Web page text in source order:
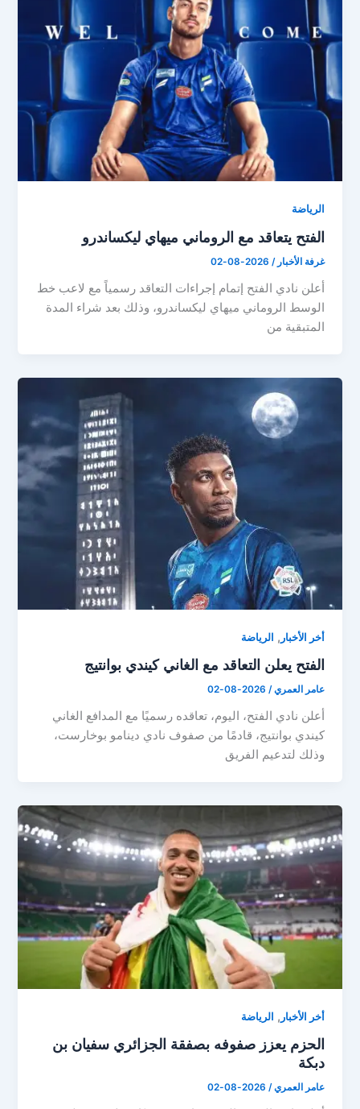
الرياضة
الفتح يتعاقد مع الروماني ميهاي ليكساندرو
غرفة الأخبار/
2026-08-02
أعلن نادي الفتح إتمام إجراءات التعاقد رسمياً مع لاعب خط
الوسط الروماني ميهاي ليكساندرو، وذلك بعد شراء المدة
المتبقية من
أخر الأخبار , الرياضة
الفتح يعلن التعاقد مع الغاني كيندي بوانتيج
عامر العمري/
2026-08-02
أعلن نادي الفتح، اليوم، تعاقده رسميًا مع المدافع الغاني
كيندي بوانتيج، قادمًا من صفوف نادي دينامو بوخارست،
وذلك لتدعيم الفريق
أخر الأخبار , الرياضة
الحزم يعزز صفوفه بصفقة الجزائري سفيان بن
دبكة
عامر العمري/
2026-08-02